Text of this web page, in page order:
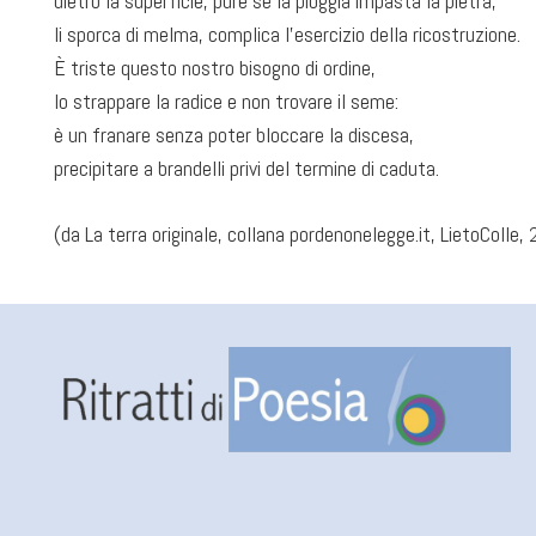
li sporca di melma, complica l’esercizio della ricostruzione.
È triste questo nostro bisogno di ordine,
lo strappare la radice e non trovare il seme:
è un franare senza poter bloccare la discesa,
precipitare a brandelli privi del termine di caduta.
(da La terra originale, collana pordenonelegge.it, LietoColle,